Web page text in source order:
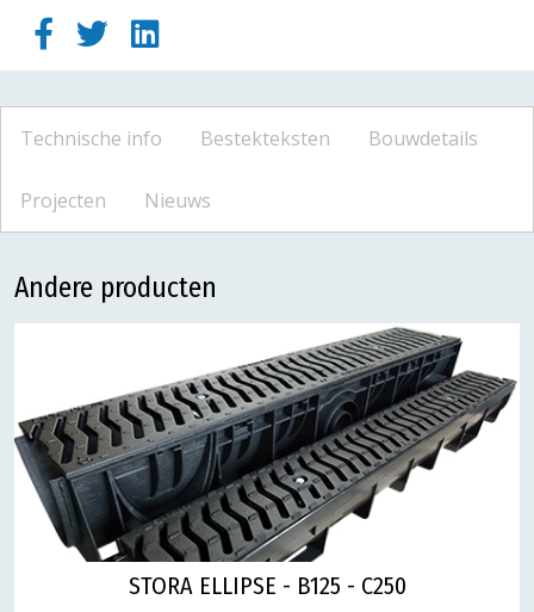
Technische info Bestekteksten Bouwdetails
Projecten Nieuws
Andere producten
STORA ELLIPSE - B125 - C250